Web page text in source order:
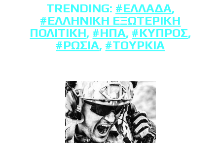
TRENDING: #ΕΛΛΆΔΑ,
#ΕΛΛΗΝΙΚΉ ΕΞΩΤΕΡΙΚΉ
ΠΟΛΙΤΙΚΉ, #ΗΠΑ, #ΚΎΠΡΟΣ,
#ΡΩΣΊΑ, #ΤΟΥΡΚΊΑ